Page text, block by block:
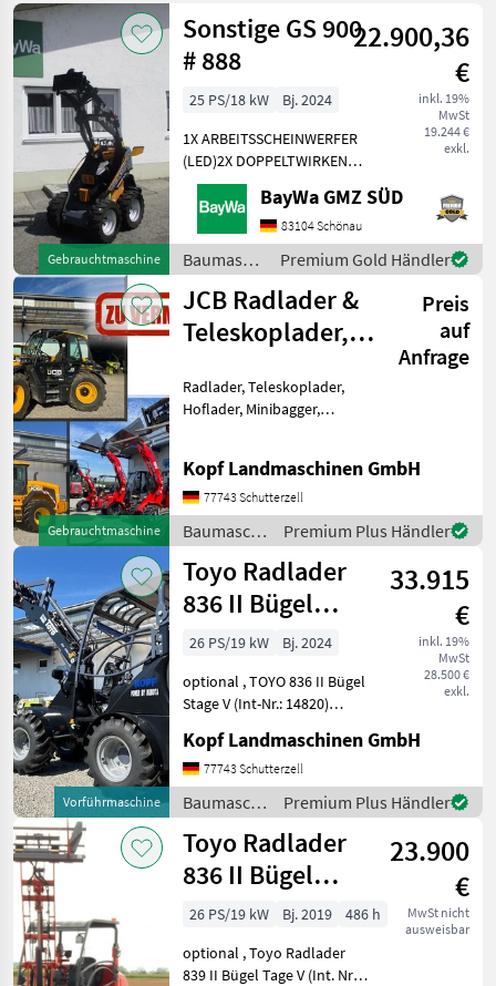
Gebrauchtmaschine
Sonstige GS 900
# 888
22.900,36
€
inkl. 19%
MwSt
19.244 €
exkl.
25 PS/18 kW
Bj. 2024
1X ARBEITSSCHEINWERFER
(LED)2X DOPPELTWIRKEND
MECHANISCHGEGENGEWICHT
UNTER DER TRITTGIANT
WERKZEUGAUFNAHMEMotor-
Moderner Kubota
Dreizylinderdieselmotor,
Typ
BayWa GMZ SÜD
83104 Schönau
Baumaschinen
/ Sonstige
Premium Gold Händler
Gebrauchtmaschine
JCB Radlader &
Teleskoplader,
Min
Preis
auf
Anfrage
Radlader, Teleskoplader,
Hoflader, Minibagger,
Verschiedene Maschinen zu
vermieten - Minibagger -
Hoflader (Toyo) - JCB Te
Kopf Landmaschinen GmbH
77743 Schutterzell
Baumaschinen
/ JCB
Premium Plus Händler
Vorführmaschine
Toyo Radlader
836 II Bügel
Black, 4.
Steuerkreis
33.915
€
inkl. 19%
MwSt
28.500 €
exkl.
26 PS/19 kW
Bj. 2024
optional , TOYO 836 II Bügel
Stage V (Int-Nr.: 14820)
Steuerkreis, STVZO-
GutachtenStandard
Schaufel 110 cm und
Palettengabel
Neumaschine 2024 3, 1
Kopf Landmaschinen GmbH
77743 Schutterzell
Baumaschinen
/ Toyo
Premium Plus Händler
Toyo Radlader
836 II Bügel
Stage V 310
Hubmast
23.900
€
MwSt nicht
ausweisbar
26 PS/19 kW Bj. 2019
486 h
optional , Toyo Radlader
839 II Bügel Tage V (Int. Nr.